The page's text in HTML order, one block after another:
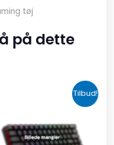
tøj
på dette
Tilbud!
oprindelige
pris
var:
aktuelle
pris
er: